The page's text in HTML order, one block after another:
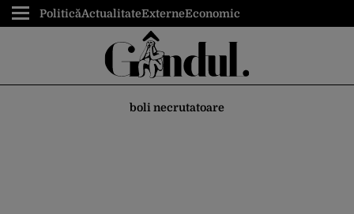
PoliticăActualitateExterneEconomic
boli necrutatoare